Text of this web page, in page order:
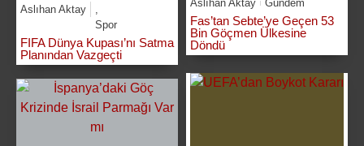
Aslıhan Aktay
Spor
FIFA Dünya Kupası’nı Satma
Planından Vazgeçti
Aslıhan Aktay Gündem
Fas’tan Sebte’ye Geçen 53
Bin Göçmen Ülkesine
Döndü